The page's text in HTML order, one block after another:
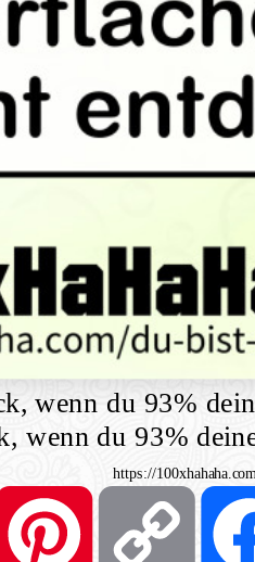
wenn du 93%
wenn du 93%
https://
Pinterest
Link